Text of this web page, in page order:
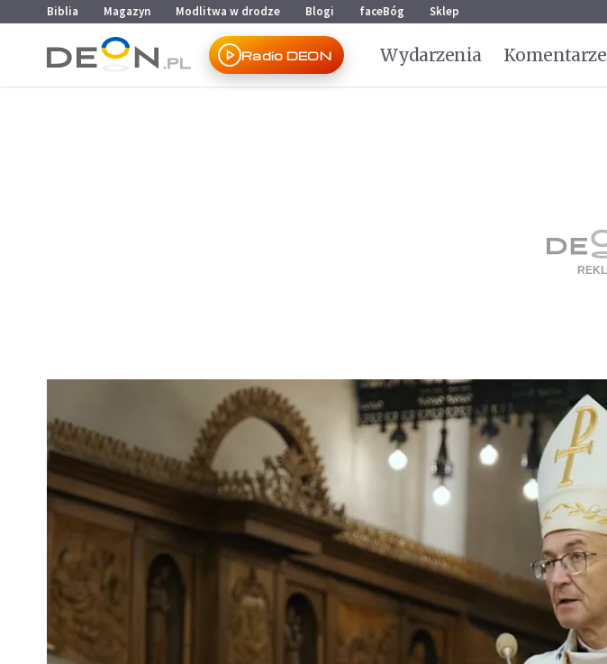
Przejdź do menu głównego
Przejdź do treści
Biblia Magazyn Modlitwa w drodze Blogi faceBóg Sklep
Radio DEON Wydarzenia Komentarze